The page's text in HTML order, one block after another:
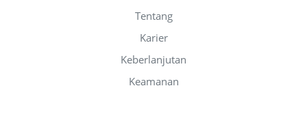
Tentang
Karier
Keberlanjutan
Keamanan